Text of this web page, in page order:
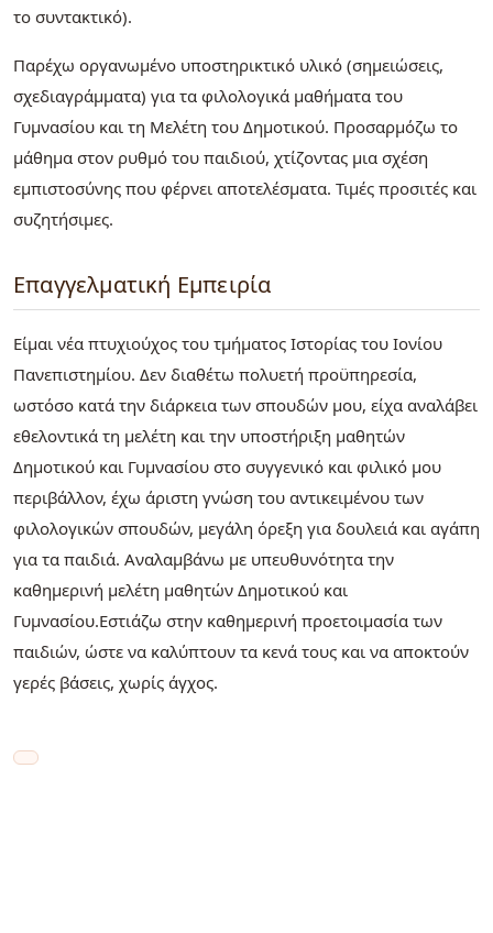
το συντακτικό).
Παρέχω οργανωμένο υποστηρικτικό υλικό (σημειώσεις,
σχεδιαγράμματα) για τα φιλολογικά μαθήματα του
Γυμνασίου και τη Μελέτη του Δημοτικού. Προσαρμόζω το
μάθημα στον ρυθμό του παιδιού, χτίζοντας μια σχέση
εμπιστοσύνης που φέρνει αποτελέσματα. Τιμές προσιτές και
συζητήσιμες.
Επαγγελματική Εμπειρία
Είμαι νέα πτυχιούχος του τμήματος Ιστορίας του Ιονίου
Πανεπιστημίου. Δεν διαθέτω πολυετή προϋπηρεσία,
ωστόσο κατά την διάρκεια των σπουδών μου, είχα αναλάβει
εθελοντικά τη μελέτη και την υποστήριξη μαθητών
Δημοτικού και Γυμνασίου στο συγγενικό και φιλικό μου
περιβάλλον, έχω άριστη γνώση του αντικειμένου των
φιλολογικών σπουδών, μεγάλη όρεξη για δουλειά και αγάπη
για τα παιδιά. Αναλαμβάνω με υπευθυνότητα την
καθημερινή μελέτη μαθητών Δημοτικού και
Γυμνασίου.Εστιάζω στην καθημερινή προετοιμασία των
παιδιών, ώστε να καλύπτουν τα κενά τους και να αποκτούν
γερές βάσεις, χωρίς άγχος.